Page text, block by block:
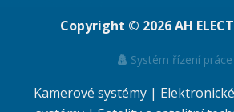
Copyright © 2026AH
Systém řízení práce
Kamerové systémy |